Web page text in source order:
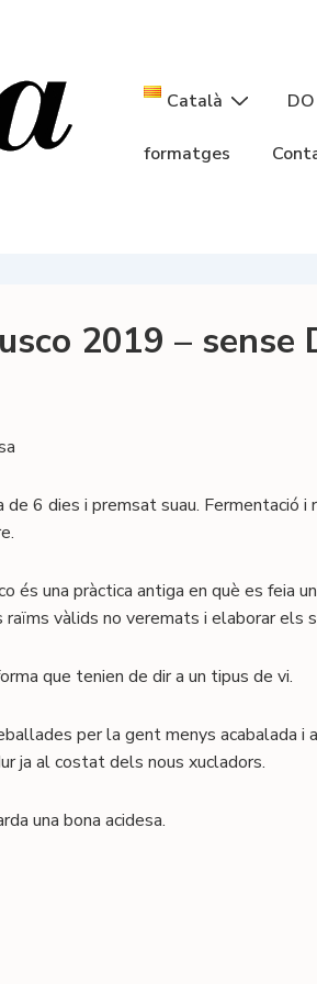
Navegació
principal
Català DO
formatges
2019 – sense
de 6 dies i premsat suau.
és una pràctica antiga en què es feia
vàlids no veremats i elaborar els
que tenien de dir a un tipus de vi.
per la gent menys acabalada i
ja al costat dels nous xucladors.
una bona acidesa.